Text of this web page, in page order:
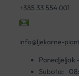
+385 33 554 001
info@ljekarne-
Ponedjeljak
Subota: